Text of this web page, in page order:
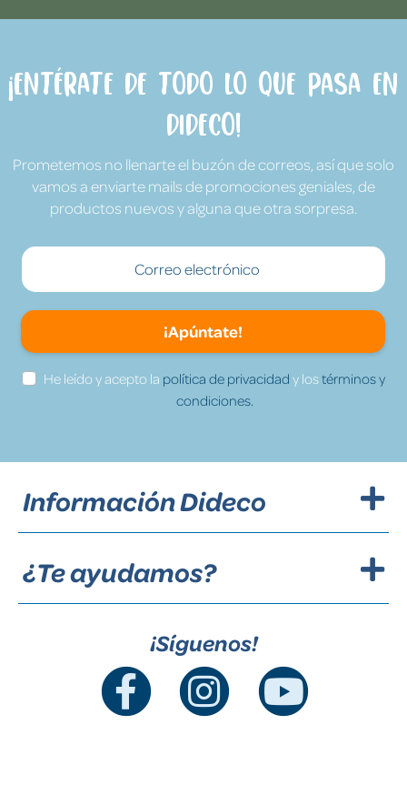
¡Entérate de todo lo que pasa en
Dideco!
Prometemos no llenarte el buzón de correos, así que solo
vamos a enviarte mails de promociones geniales, de
productos nuevos y alguna que otra sorpresa.
¡Apúntate!
He leído y acepto la política de privacidad y lostérminos y
condiciones.
Información Dideco
¿Te ayudamos?
¡Síguenos!